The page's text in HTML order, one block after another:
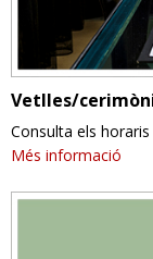
Vetlles/
Consulta els
Més informació